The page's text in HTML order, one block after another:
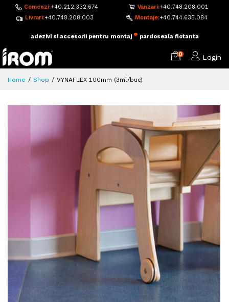
Comenzi:+40.212.332.674 Vanzari:+40.748.208.001
Livrari:+40.748.208.003 Montaje:+40.744.635.084
adezivi si accesorii pentru montaj • pardoseala flotanta
0 Login
Home Shop VYNAFLEX 100mm (3ml/buc)